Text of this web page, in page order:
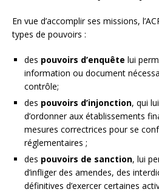
En vue d’accomplir ses missions,
types de pouvoirs :
des pouvoirs d’enquête lui
information ou document
contrôle;
des pouvoirs d’injonction, qui
d’ordonner aux établissements
mesures correctrices pour se
réglementaires ;
des pouvoirs de sanction, lui
d’infliger des amendes, des
définitives d’exercer certaines